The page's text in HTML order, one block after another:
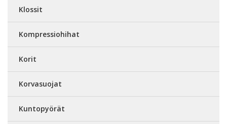
Klossit
Kompressiohihat
Korit
Korvasuojat
Kuntopyörät